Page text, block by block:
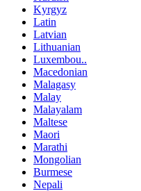
Kyrgyz
Latin
Latvian
Lithuanian
Luxembou..
Macedonian
Malagasy
Malay
Malayalam
Maltese
Maori
Marathi
Mongolian
Burmese
Nepali